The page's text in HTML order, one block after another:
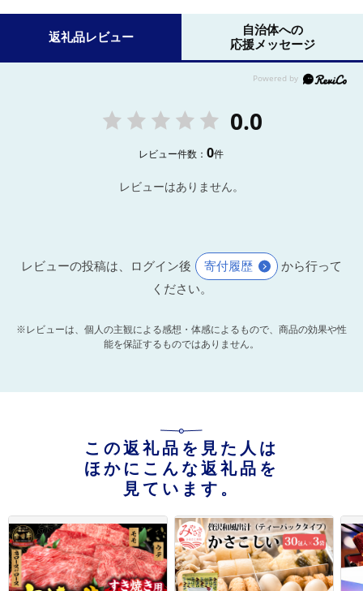
返礼品レビュー
自治体への
応援メッセージ
0.0
レビュー件数：0件
レビューはありません。
レビューの投稿は、ログイン後 寄付履歴
から行って
ください。
※レビューは、個人の主観による感想・体感によるもので、商品の効果や性
能を保証するものではありません。
この返礼品を見た人は
ほかにこんな返礼品を
見ています。